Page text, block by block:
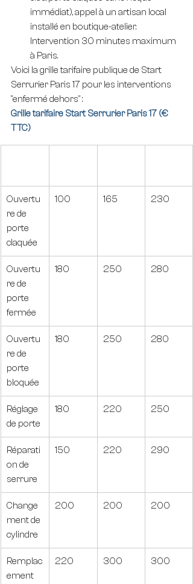
immédiat), appel à un artisan local
installé en boutique-atelier.
Intervention 30 minutes maximum
à Paris.
Voici la grille tarifaire publique de Start
Serrurier Paris 17 pour les interventions
"enfermé dehors" :
Grille tarifaire Start Serrurier Paris 17 (€
TTC)
Ouvertu
re de
porte
claquée
100 165 230
Ouvertu
re de
porte
fermée
180 250 280
Ouvertu
re de
porte
bloquée
180 250 280
Réglage
de porte
180 220 250
Réparati
on de
serrure
150 220 290
Change
ment de
cylindre
200 200 200
Remplac
ement
220 300 300